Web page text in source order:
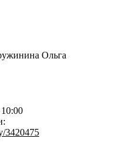
Ольга
3420475